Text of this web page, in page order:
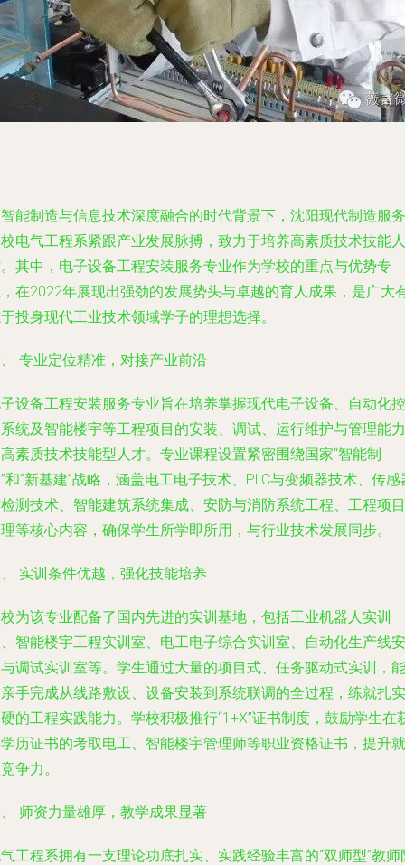
能制造与信息技术深度融合的时代背景下，沈阳现代制造服务
电气工程系紧跟产业发展脉搏，致力于培养高素质技术技能人
其中，电子设备工程安装服务专业作为学校的重点与优势专
在2022年展现出强劲的发展势头与卓越的育人成果，是广大
投身现代工业技术领域学子的理想选择。
专业定位精准，对接产业前沿
设备工程安装服务专业旨在培养掌握现代电子设备、自动化控
统及智能楼宇等工程项目的安装、调试、运行维护与管理能力
素质技术技能型人才。专业课程设置紧密围绕国家“智能制
和“新基建”战略，涵盖电工电子技术、PLC与变频器技术、传感
测技术、智能建筑系统集成、安防与消防系统工程、工程项目
等核心内容，确保学生所学即所用，与行业技术发展同步。
实训条件优越，强化技能培养
为该专业配备了国内先进的实训基地，包括工业机器人实训
智能楼宇工程实训室、电工电子综合实训室、自动化生产线安
调试实训室等。学生通过大量的项目式、任务驱动式实训，能
手完成从线路敷设、设备安装到系统联调的全过程，练就扎实
的工程实践能力。学校积极推行“1+X”证书制度，鼓励学生在
历证书的考取电工、智能楼宇管理师等职业资格证书，提升就
争力。
师资力量雄厚，教学成果显著
工程系拥有一支理论功底扎实、实践经验丰富的“双师型”教师